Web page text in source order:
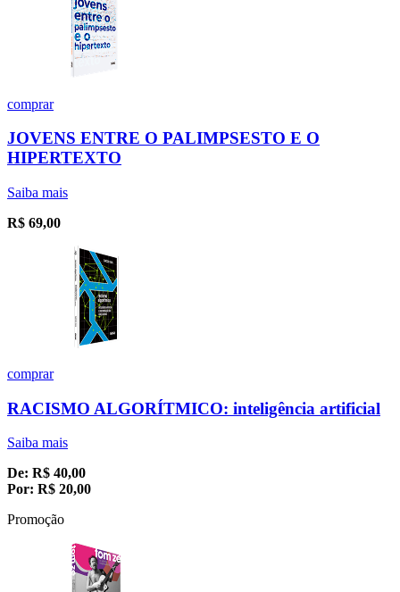
comprar
JOVENS ENTRE O PALIMPSESTO E O
HIPERTEXTO
Saiba mais
R$ 69,00
comprar
RACISMO ALGORÍTMICO: inteligência artificial
Saiba mais
De: R$ 40,00
Por: R$ 20,00
Promoção